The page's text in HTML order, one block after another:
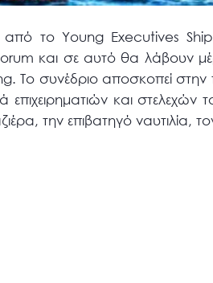
από το Young Executives
και σε αυτό θα λάβουν
Το συνέδριο αποσκοπεί
και στελεχών
την επιβατηγό ναυτιλία,